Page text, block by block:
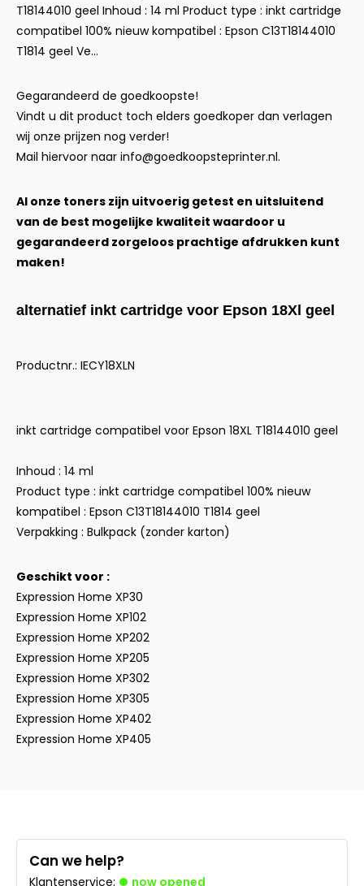
T18144010 geel Inhoud : 14 ml Product type : inkt cartridge
compatibel 100% nieuw kompatibel : Epson C13T18144010
T1814 geel Ve...
Gegarandeerd de goedkoopste!
Vindt u dit product toch elders goedkoper dan verlagen
wij onze prijzen nog verder!
Mail hiervoor naar info@goedkoopsteprinter.nl.
Al onze toners zijn uitvoerig getest en uitsluitend
van de best mogelijke kwaliteit waardoor u
gegarandeerd zorgeloos prachtige afdrukken kunt
maken!
alternatief inkt cartridge voor Epson 18Xl geel
Productnr.: IECY18XLN
inkt cartridge compatibel voor Epson 18XL T18144010 geel
Inhoud : 14 ml
Product type : inkt cartridge compatibel 100% nieuw
kompatibel : Epson C13T18144010 T1814 geel
Verpakking : Bulkpack (zonder karton)
Geschikt voor :
Expression Home XP30
Expression Home XP102
Expression Home XP202
Expression Home XP205
Expression Home XP302
Expression Home XP305
Expression Home XP402
Expression Home XP405
Can we help?
Klantenservice: now opened